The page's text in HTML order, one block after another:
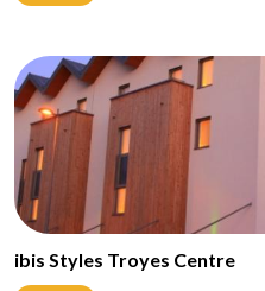
ibis Styles Troyes Centre